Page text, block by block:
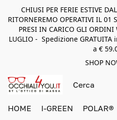
CHIUSI PER FERIE ESTIVE
RITORNEREMO OPERATIVI IL 01
PRESI IN CARICO GLI
LUGLIO - Spedizione
a €
SHOP
HOME I-GREEN POLAR®